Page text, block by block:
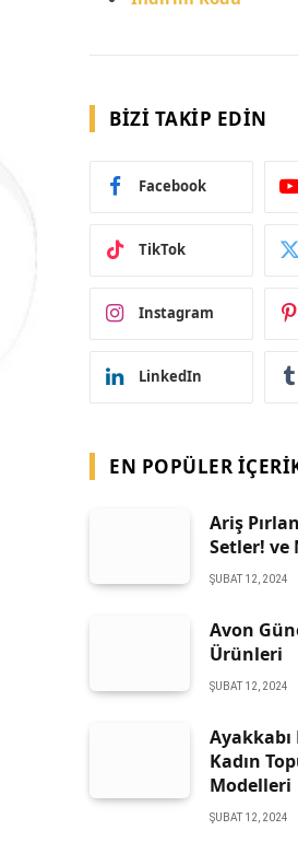
BIZI TAKIP EDIN
Facebook
TikTok
Instagram
LinkedIn
EN POPÜLER
Ariş
Setler! ve
ŞUBAT 12, 2024
Avon
Ürünleri
ŞUBAT 12, 2024
Ayakkabı
Kadın
Modelleri
ŞUBAT 12, 2024